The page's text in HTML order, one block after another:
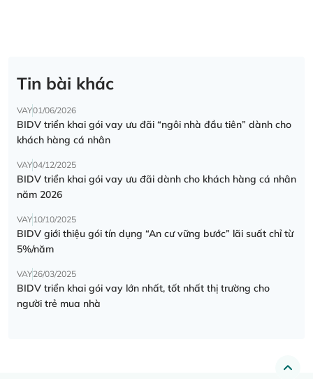
Tin bài khác
VAY01/06/2026
BIDV triển khai gói vay ưu đãi “ngôi nhà đầu tiên” dành cho
khách hàng cá nhân
VAY04/12/2025
BIDV triển khai gói vay ưu đãi dành cho khách hàng cá nhân
năm 2026
VAY10/10/2025
BIDV giới thiệu gói tín dụng “An cư vững bước” lãi suất chỉ từ
5%/năm
VAY26/03/2025
BIDV triển khai gói vay lớn nhất, tốt nhất thị trường cho
người trẻ mua nhà